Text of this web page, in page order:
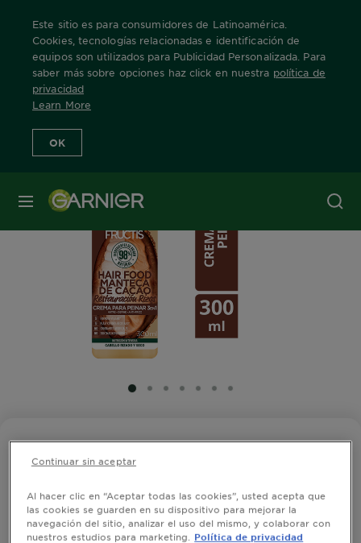
Este sitio es para consumidores de Latinoamérica.
Cookies, tecnologías relacionadas e identificación de
equipos son utilizados para Publicidad Personalizada. Para
saber más sobre opciones haz click en nuestra política de
privacidad
Learn More
OK
MENÚ
Home Fructis
SLIDE 1
SLIDE 2
SLIDE 3
SLIDE 4
SLIDE 5
SLIDE 6
SLIDE 7
FRUCTIS HAIR FOOD 3EN1
Crema para Peinar 3en1 Fructis
cabello rizado y seco
0.0/5 (0 Reseñas)
Al hacer clic en “Aceptar todas las cookies”, usted acepta que
las cookies se guarden en su dispositivo para mejorar la
navegación del sitio, analizar el uso del mismo, y colaborar con
nuestros estudios para marketing.
Política de privacidad
Continuar sin aceptar